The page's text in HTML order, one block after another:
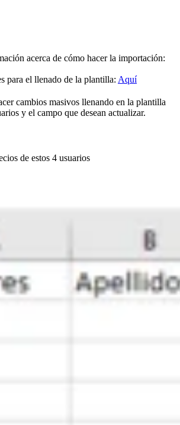
acerca de cómo hacer la importación:
para el llenado de la plantilla: Aquí
cambios masivos llenando en la plantilla
y el campo que desean actualizar.
de estos 4 usuarios